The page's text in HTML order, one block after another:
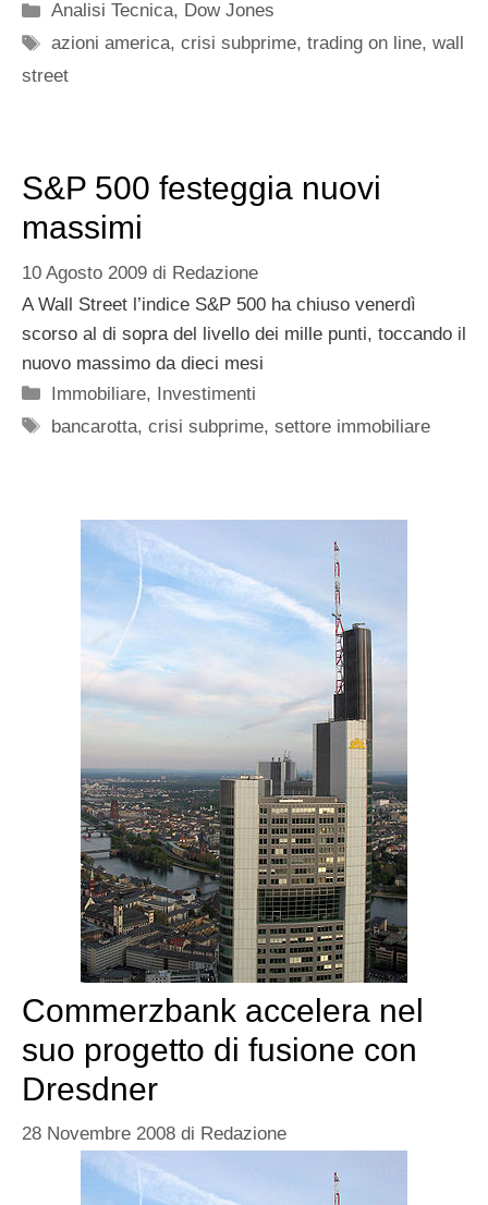
Categorie
Analisi Tecnica, Dow Jones
Tag
azioni america,crisi subprime,trading on line,wall
street
S&P 500 festeggia nuovi
massimi
10 Agosto 2009 di Redazione
A Wall Street l’indice S&P 500 ha chiuso venerdì
scorso al di sopra del livello dei mille punti, toccando il
nuovo massimo da dieci mesi
Categorie
Immobiliare, Investimenti
Tag
bancarotta,crisi subprime,settore immobiliare
Commerzbank accelera nel
suo progetto di fusione con
Dresdner
28 Novembre 2008 di Redazione